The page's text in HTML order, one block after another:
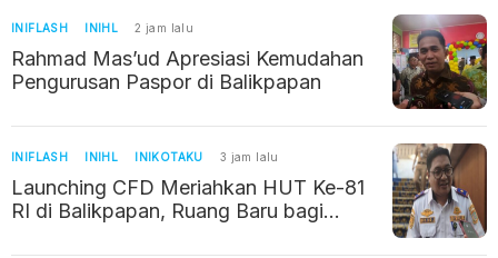
INIFLASH INIHL 2 jam lalu
Rahmad Mas’ud Apresiasi Kemudahan
Pengurusan Paspor di Balikpapan
INIFLASH INIHL INIKOTAKU 3 jam lalu
Launching CFD Meriahkan HUT Ke-81
RI di Balikpapan, Ruang Baru bagi